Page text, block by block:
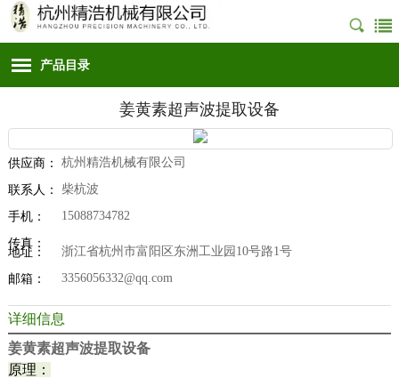
产品目录
姜黄素超声波提取设备
供应商： 杭州精浩机械有限公司
联系人： 柴杭波
手机： 15088734782
传真：
地址： 浙江省杭州市富阳区东洲工业园10号路1号
邮箱： 3356056332@qq.com
详细信息
姜黄素超声波提取设备
原理：